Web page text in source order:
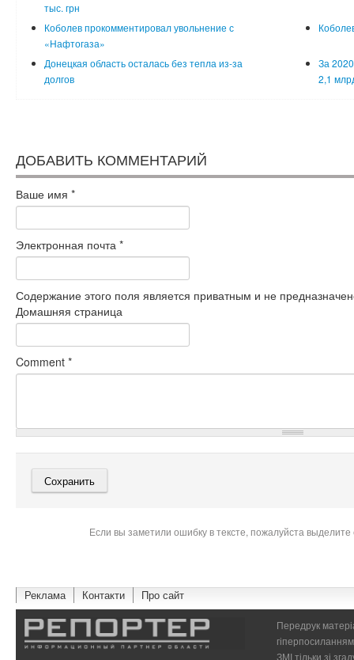
тыс. грн
Коболев прокомментировал увольнение с
«Нафтогаза»
Донецкая область осталась без тепла из-за
долгов
За
2,1
ДОБАВИТЬ КОММЕНТАРИЙ
Ваше имя *
Электронная почта *
Содержание этого поля является приватным и не
Домашняя страница
Comment *
Если вы заметили ошибку в тексте, пожалуйста
Реклама Контакти Про сайт
Передрук
ЗМІ тільки зі